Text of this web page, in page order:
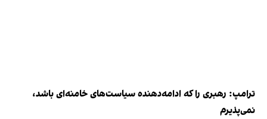
ترامپ: رهبری را که ادامه‌دهنده سیاست‌های خامنه‌ای باشد،
نمی‌پذیرم